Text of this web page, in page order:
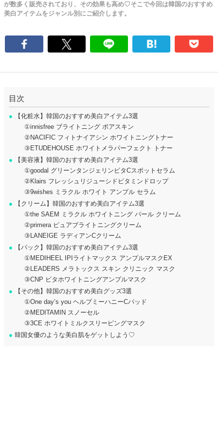
が数多く販売されており、その効果も高め♡そこで今回は韓国のおすすめ
美白アイテムをジャンル別にご紹介します。
目次
● 【化粧水】韓国のおすすめ美白アイテム3選
①innisfree ブライトニング ポアスキン
②NACIFIC フィトナイアシン ホワイトニングトナー
③ETUDEHOUSE ホワイトメラパーフェクト トナー
● 【美容液】韓国のおすすめ美白アイテム3選
①goodal グリーンタンジェリンビタCスポットセラム
②Klairs フレッシュリジューシドビタミンドロップ
③9wishes ミラクル ホワイト アンプル セラム
● 【クリーム】韓国のおすすめ美白アイテム3選
①the SAEM ミラクル ホワイトニング パール クリーム
②primera ピュアブライトニングクリーム
③LANEIGE ラディアンCクリーム
● 【パック】韓国のおすすめ美白アイテム3選
①MEDIHEEL IPIライトマックス アンプルマスクEX
②LEADERS メラトックス スキン クリニック マスク
③CNP ビタホワイトニングアンプルマスク
● 【その他】韓国のおすすめ美白グッズ3選
①One day’s you ヘルプミーハニーCパッド
②MEDITAMIN スノーセル
③3CE ホワイトミルクスリーピングマスク
● 韓国女優のような美白肌をゲットしよう♡